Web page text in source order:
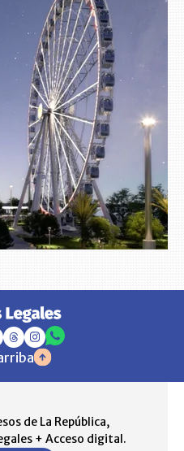
de La República,
+ Acceso digital.